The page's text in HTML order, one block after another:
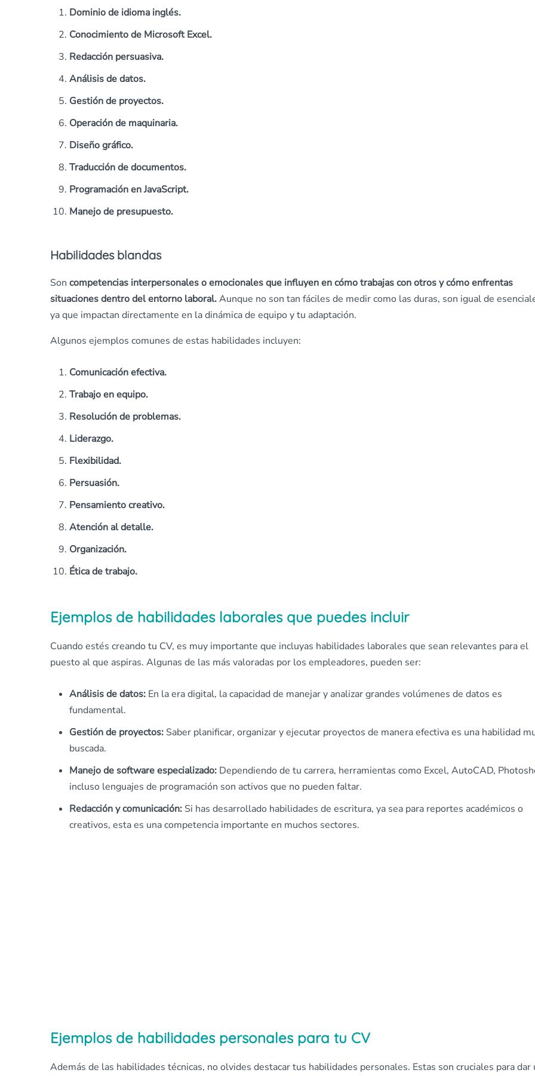
Dominio de idioma inglés.
Conocimiento de Microsoft Excel.
Redacción persuasiva.
Análisis de datos.
Gestión de proyectos.
Operación de maquinaria.
Diseño gráfico.
Traducción de documentos.
Programación en JavaScript.
Manejo de presupuesto.
Habilidades blandas
Son competencias interpersonales o emocionales que influyen en cómo trabajas con otros y cómo enfrentas
situaciones dentro del entorno laboral.Aunque no son tan fáciles de medir como las duras, son igual de
ya que impactan directamente en la dinámica de equipo y tu adaptación.
Algunos ejemplos comunes de estas habilidades incluyen:
Comunicación efectiva.
Trabajo en equipo.
Resolución de problemas.
Liderazgo.
Flexibilidad.
Persuasión.
Pensamiento creativo.
Atención al detalle.
Organización.
Ética de trabajo.
Ejemplos de habilidades laborales que puedes incluir
Cuando estés creando tu CV, es muy importante que incluyas habilidades laborales que sean relevantes para el
puesto al que aspiras. Algunas de las más valoradas por los empleadores, pueden ser:
Análisis de datos: En la era digital, la capacidad de manejar y analizar grandes volúmenes de datos es
fundamental.
Gestión de proyectos: Saber planificar, organizar y ejecutar proyectos de manera efectiva es una habilidad
buscada.
Manejo de software especializado: Dependiendo de tu carrera, herramientas como Excel, AutoCAD,
incluso lenguajes de programación son activos que no pueden faltar.
Redacción y comunicación: Si has desarrollado habilidades de escritura, ya sea para reportes académicos o
creativos, esta es una competencia importante en muchos sectores.
Ejemplos de habilidades personales para tu CV
Además de las habilidades técnicas, no olvides destacar tus habilidades personales. Estas son cruciales para dar